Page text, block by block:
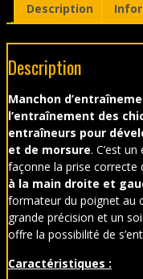
Description
Description
Manchon
l’entraînement des
entraîneurs pour dével
et de morsure. C’est
façonne la prise correcte
à la main droite et
formateur du poignet au
grande précision et un
offre la possibilité de
Caractéristiques :